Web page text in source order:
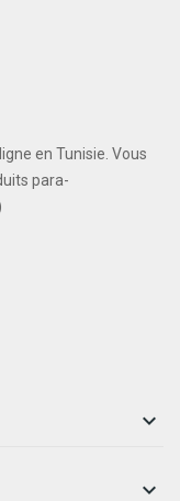
en Tunisie. Vous
para-

